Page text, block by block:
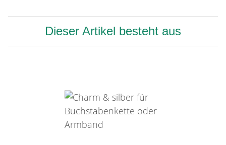
Dieser Artikel besteht aus